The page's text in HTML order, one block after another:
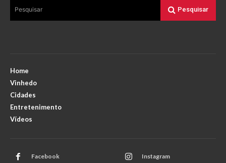
Pesquisar Pesquisar
Home
Vinhedo
Cidades
Entretenimento
Vídeos
Facebook Instagram